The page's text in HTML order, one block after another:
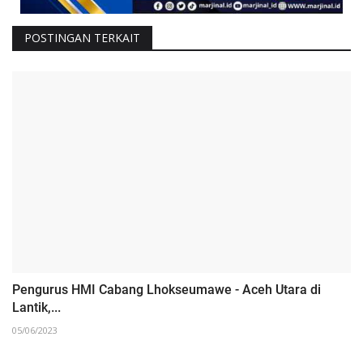
POSTINGAN TERKAIT
Pengurus HMI Cabang Lhokseumawe - Aceh Utara di
Lantik,...
05/06/2023